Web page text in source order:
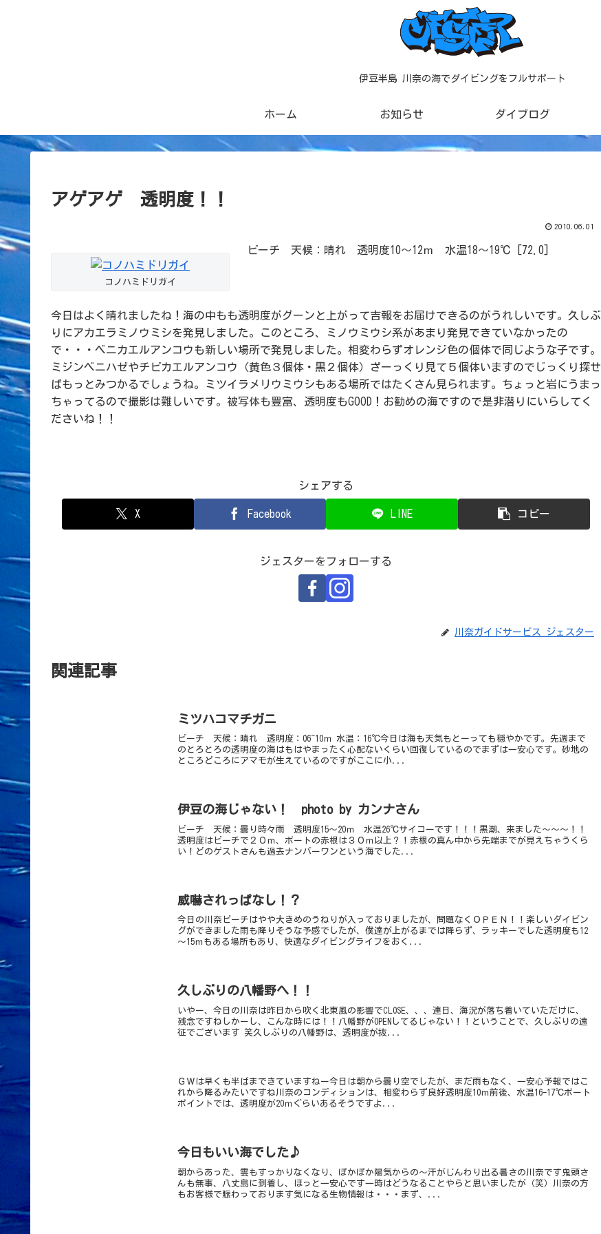
伊豆半島 川奈の海でダイビングをフルサポート
ホーム お知らせ ダイブログ
アゲアゲ 透明度！！
2010.06.01
コノハミドリガイ
ビーチ 天候：晴れ 透明度10～12ｍ 水温18～19℃ [72.0]
今日はよく晴れましたね！海の中もも透明度がグーンと上がって吉報をお届けできるのがうれしいです。久しぶ
りにアカエラミノウミシを発見しました。このところ、ミノウミウシ系があまり発見できていなかったの
で・・・ベニカエルアンコウも新しい場所で発見しました。相変わらずオレンジ色の個体で同じような子です。
ミジンベニハゼやチビカエルアンコウ（黄色３個体・黒２個体）ざーっくり見て５個体いますのでじっくり探せ
ばもっとみつかるでしょうね。ミツイラメリウミウシもある場所ではたくさん見られます。ちょっと岩にうまっ
ちゃってるので撮影は難しいです。被写体も豊富、透明度もGOOD！お勧めの海ですので是非潜りにいらしてく
ださいね！！
シェアする
X Facebook LINE コピー
ジェスターをフォローする
川奈ガイドサービス ジェスター
関連記事
ミツハコマチガニ
ビーチ 天候：晴れ 透明度：06~10ｍ 水温：16℃今日は海も天気もとーっても穏やかです。先週まで
のとろとろの透明度の海はもはやまったく心配ないくらい回復しているのでまずは一安心です。砂地の
ところどころにアマモが生えているのですがここに小...
伊豆の海じゃない！ photo by カンナさん
ビーチ 天候：曇り時々雨 透明度15～20ｍ 水温26℃サイコーです！！！黒潮、来ました～～～！！
透明度はビーチで２０ｍ、ボートの赤根は３０ｍ以上？！赤根の真ん中から先端までが見えちゃうくら
い！どのゲストさんも過去ナンバーワンという海でした...
威嚇されっぱなし！？
今日の川奈ビーチはやや大きめのうねりが入っておりましたが、問題なくＯＰＥＮ！！楽しいダイビン
グができました雨も降りそうな予感でしたが、僕達が上がるまでは降らず、ラッキーでした透明度も12
～15ｍもある場所もあり、快適なダイビングライフをおく...
久しぶりの八幡野へ！！
いやー、今日の川奈は昨日から吹く北東風の影響でCLOSE、、、連日、海況が落ち着いていただけに、
残念ですねしかーし、こんな時には！！八幡野がOPENしてるじゃない！！ということで、久しぶりの遠
征でございます 笑久しぶりの八幡野は、透明度が抜...
ＧＷは早くも半ばまできていますねー今日は朝から曇り空でしたが、まだ雨もなく、一安心予報ではこ
れから降るみたいですね川奈のコンディションは、相変わらず良好透明度10ｍ前後、水温16-17℃ボート
ポイントでは、透明度が20ｍぐらいあるそうですよ...
今日もいい海でした♪
朝からあった、雲もすっかりなくなり、ぽかぽか陽気からの～汗がじんわり出る暑さの川奈です鬼頭さ
んも無事、八丈島に到着し、ほっと一安心です一時はどうなることやらと思いましたが（笑）川奈の方
もお客様で賑わっております気になる生物情報は・・・まず、...